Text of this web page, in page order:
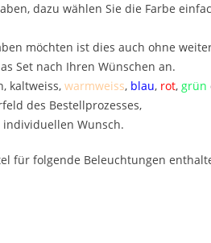
dazu wählen Sie die Farbe
möchten ist dies auch ohne
Set nach Ihren Wünschen an.
kaltweiss, warmweiss, blau, rot, grün
des Bestellprozesses,
Wunsch.
für folgende Beleuchtungen